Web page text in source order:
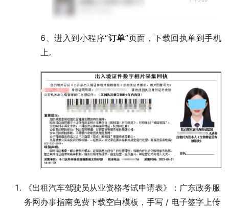
6、进入到小程序“订单”页面，下载回执单到手机
上。
《出租汽车驾驶员从业资格考试申请表》：广东政务服
务网办事指南免费下载空白模板，手写 / 电子签字上传